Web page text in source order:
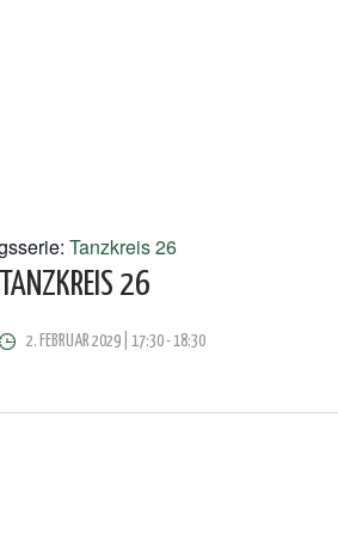
Tanzkreis 26
TANZKREIS 26
2. FEBRUAR 2029 | 17:30-18:30